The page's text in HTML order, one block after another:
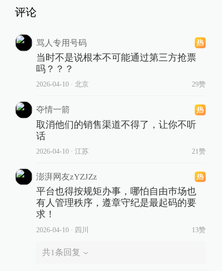
评论
骂人专用号码
当时不是说根本不可能通过第三方抢票
吗？？？
2026-04-10∙ 北京 29赞
夺情一箭
取消他们的销售渠道不得了，让你不听
话
2026-04-10∙ 江苏 21赞
澎湃网友zYZJZz
平台也得按规矩办事，哪怕自由巿场也
有人管理秩序，遵章守纪是最起码的要
求！
2026-04-10∙ 四川 13赞
共1条回复